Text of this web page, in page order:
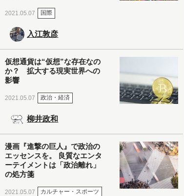
2021.05.07 国際
入江敦彦
仮想通貨は“仮想”な存在なの
か？ 拡大する現実世界への
影響
2021.05.07 政治・経済
柳井政和
漫画『進撃の巨人』で政治の
エッセンスを。 良質なエンタ
ーテイメントは「政治離れ」
の処方箋
2021.05.07 カルチャー・スポーツ